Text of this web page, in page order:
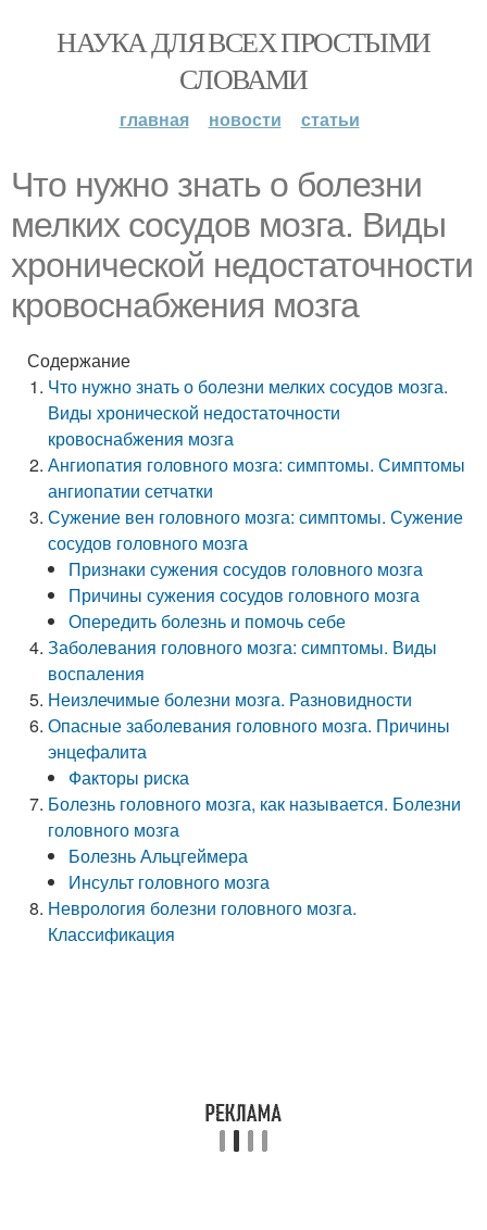
НАУКА ДЛЯ ВСЕХ ПРОСТЫМИ
СЛОВАМИ
главная новости статьи
Что нужно знать о болезни
мелких сосудов мозга. Виды
хронической недостаточности
кровоснабжения мозга
Содержание
Что нужно знать о болезни мелких сосудов мозга.
Виды хронической недостаточности
кровоснабжения мозга
Ангиопатия головного мозга: симптомы. Симптомы
ангиопатии сетчатки
Сужение вен головного мозга: симптомы. Сужение
сосудов головного мозга
Признаки сужения сосудов головного мозга
Причины сужения сосудов головного мозга
Опередить болезнь и помочь себе
Заболевания головного мозга: симптомы. Виды
воспаления
Неизлечимые болезни мозга. Разновидности
Опасные заболевания головного мозга. Причины
энцефалита
Факторы риска
Болезнь головного мозга, как называется. Болезни
головного мозга
Болезнь Альцгеймера
Инсульт головного мозга
Неврология болезни головного мозга.
Классификация